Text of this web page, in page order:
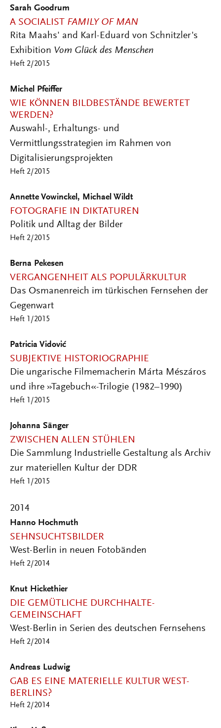
Sarah Goodrum
A SOCIALIST FAMILY OF MAN
Rita Maahs' and Karl-Eduard von Schnitzler's
Exhibition Vom Glück des Menschen
Heft 2/2015
Michel Pfeiffer
WIE KÖNNEN BILDBESTÄNDE BEWERTET
WERDEN?
Auswahl-, Erhaltungs- und
Vermittlungsstrategien im Rahmen von
Digitalisierungsprojekten
Heft 2/2015
Annette Vowinckel, Michael Wildt
FOTOGRAFIE IN DIKTATUREN
Politik und Alltag der Bilder
Heft 2/2015
Berna Pekesen
VERGANGENHEIT ALS POPULÄRKULTUR
Das Osmanenreich im türkischen Fernsehen der
Gegenwart
Heft 1/2015
Patricia Vidović
SUBJEKTIVE HISTORIOGRAPHIE
Die ungarische Filmemacherin Márta Mészáros
und ihre »Tagebuch«-Trilogie (1982–1990)
Heft 1/2015
Johanna Sänger
ZWISCHEN ALLEN STÜHLEN
Die Sammlung Industrielle Gestaltung als Archiv
zur materiellen Kultur der DDR
Heft 1/2015
2014
Hanno Hochmuth
SEHNSUCHTSBILDER
West-Berlin in neuen Fotobänden
Heft 2/2014
Knut Hickethier
DIE GEMÜTLICHE DURCHHALTE-
GEMEINSCHAFT
West-Berlin in Serien des deutschen Fernsehens
Heft 2/2014
Andreas Ludwig
GAB ES EINE MATERIELLE KULTUR WEST-
BERLINS?
Heft 2/2014